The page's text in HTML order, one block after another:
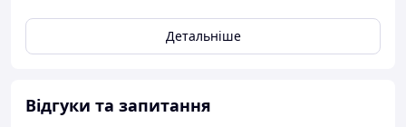
(прямий гриф та гантельні грифи) і різні диски, завдяки
чому Ваші тренування стануть ще ефективніші!
набір компактнішим в порівнянні з композитними
аналогами. Грифи виготовлені з якісних матеріалів,
Детальніше
Відгуки та запитання